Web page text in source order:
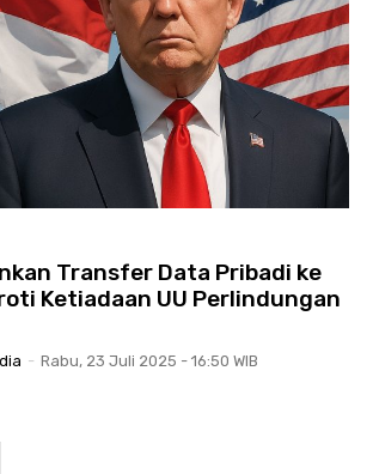
Transfer Data Pribadi ke
Ketiadaan UU Perlindungan
- Rabu, 23 Juli 2025 - 16:50 WIB